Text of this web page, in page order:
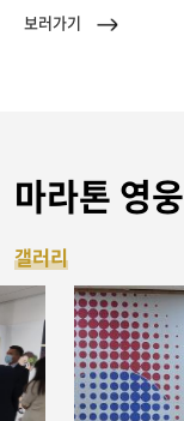
보러가기
마라톤 영웅
갤러리